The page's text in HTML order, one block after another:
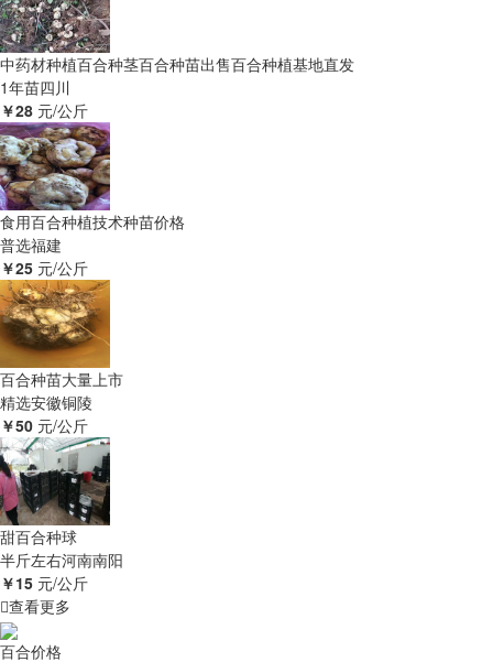
中药材种植百合种茎百合种苗出售百合种植基地直发
1年苗四川
￥28 元/公斤
食用百合种植技术种苗价格
普选福建
￥25 元/公斤
百合种苗大量上市
精选安徽铜陵
￥50 元/公斤
甜百合种球
半斤左右河南南阳
￥15 元/公斤
查看更多
百合价格